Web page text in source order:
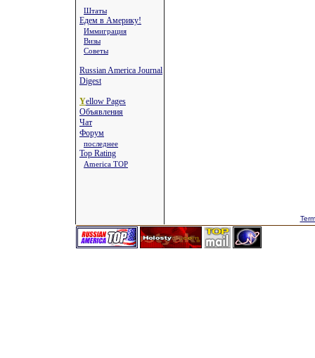
Штаты
Едем в Америку!
Иммиграция
Визы
Советы
Russian America Journal
Digest
Yellow Pages
Объявления
Чат
Форум
последнее
Top Rating
America TOP